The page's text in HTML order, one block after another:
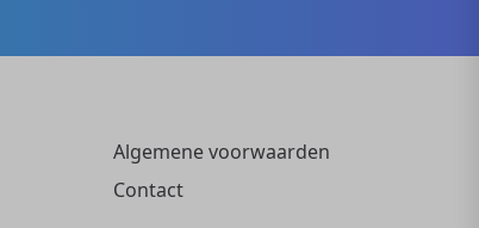
Algemene voorwaarden
Contact